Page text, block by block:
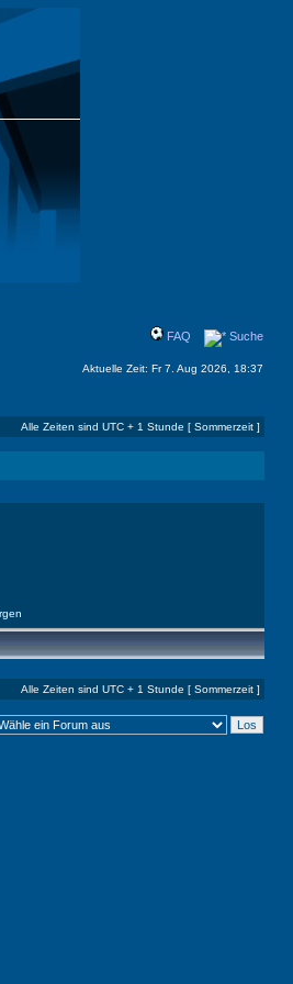
FAQ Suche
Aktuelle Zeit: Fr 7. Aug 2026, 18:37
Alle Zeiten sind UTC + 1 Stunde [ Sommerzeit ]
Alle Zeiten sind UTC + 1 Stunde [ Sommerzeit ]